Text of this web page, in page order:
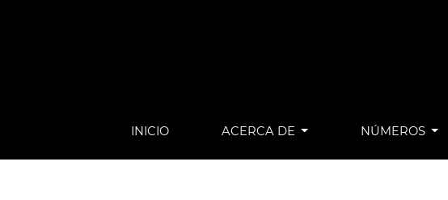
INICIO ACERCA DE NÚMEROS